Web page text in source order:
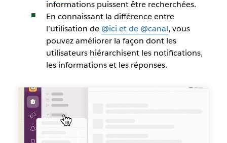
informations puissent être recherchées.
En connaissant la différence entre
l’utilisation de @ici et de @canal, vous
pouvez améliorer la façon dont les
utilisateurs hiérarchisent les notifications,
les informations et les réponses.